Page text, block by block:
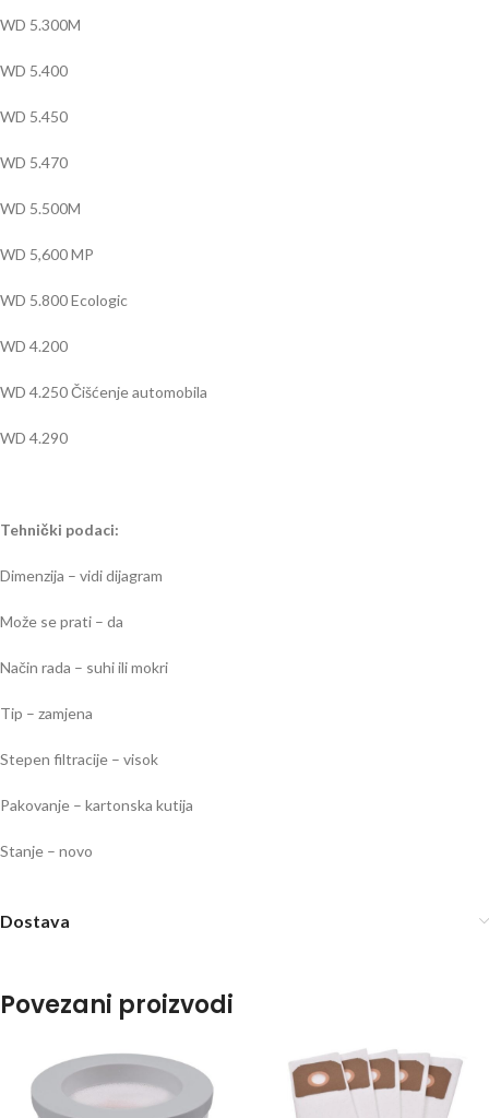
WD 5.300M
WD 5.400
WD 5.450
WD 5.470
WD 5.500M
WD 5,600 MP
WD 5.800 Ecologic
WD 4.200
WD 4.250 Čišćenje automobila
WD 4.290
Tehnički podaci:
Dimenzija – vidi dijagram
Može se prati – da
Način rada – suhi ili mokri
Tip – zamjena
Stepen filtracije – visok
Pakovanje – kartonska kutija
Stanje – novo
Dostava
Povezani proizvodi